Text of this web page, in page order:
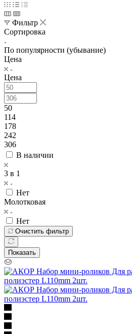
Фильтр
Сортировка
По популярности (убывание)
Цена
Цена
50
114
178
242
306
В наличии
3 в 1
Нет
Молотковая
Нет
Очистить фильтр
Показать